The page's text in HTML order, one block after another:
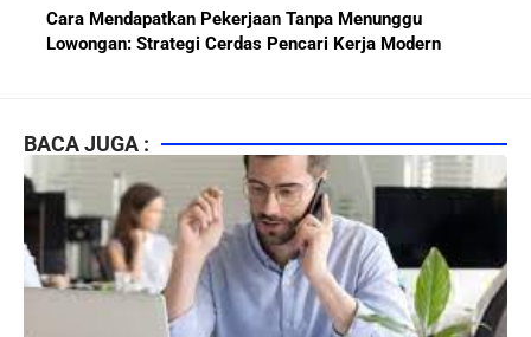
Cara Mendapatkan Pekerjaan Tanpa Menunggu
Lowongan: Strategi Cerdas Pencari Kerja Modern
bagi Fresh Graduate
10 Lembaga Sertifikasi IT Paling Terkenal di Dunia dan
Paling Diakui di Indonesia
Menjaga Hubungan Baik dengan Atasan: Kunci Sukses
Karier untuk Pemula
BACA JUGA :